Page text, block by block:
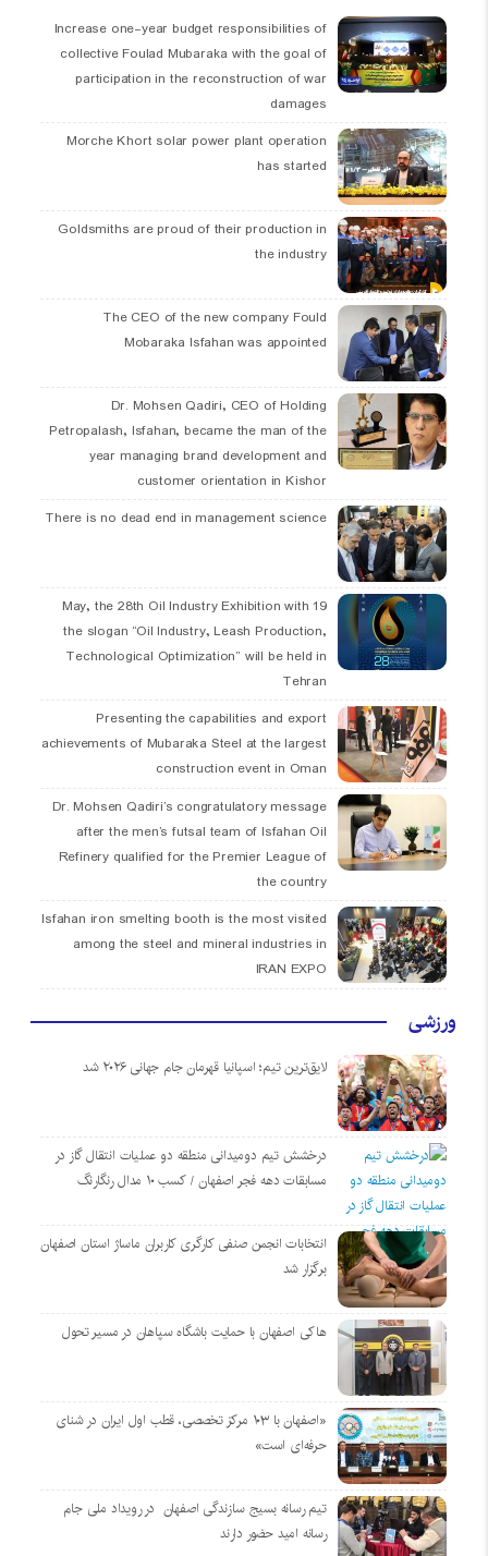
Increase one-year budget responsibilities of
collective Foulad Mubaraka with the goal of
participation in the reconstruction of war
damages
Morche Khort solar power plant operation
has started
Goldsmiths are proud of their production in
the industry
The CEO of the new company Fould
Mobaraka Isfahan was appointed
Dr. Mohsen Qadiri, CEO of Holding
Petropalash, Isfahan, became the man of the
year managing brand development and
customer orientation in Kishor
There is no dead end in management science
19 May, the 28th Oil Industry Exhibition with
the slogan “Oil Industry, Leash Production,
Technological Optimization” will be held in
Tehran
Presenting the capabilities and export
achievements of Mubaraka Steel at the largest
construction event in Oman
Dr. Mohsen Qadiri’s congratulatory message
after the men’s futsal team of Isfahan Oil
Refinery qualified for the Premier League of
the country
Isfahan iron smelting booth is the most visited
among the steel and mineral industries in
IRAN EXPO
ورزشی
لایق‌ترین تیم؛ اسپانیا قهرمان جام جهانی ۲۰۲۶ شد
درخشش تیم دومیدانی منطقه دو عملیات انتقال گاز در
مسابقات دهه فجر اصفهان / کسب ۱۰ مدال رنگارنگ
انتخابات انجمن صنفی کارگری کاربران ماساژ استان اصفهان
برگزار شد
هاکی اصفهان با حمایت باشگاه سپاهان در مسیر تحول
«اصفهان با ۱۰۳ مرکز تخصصی، قطب اول ایران در شنای
حرفه‌ای است»
تیم رسانه بسیج سازندگی اصفهان در رویداد ملی جام
رسانه امید حضور دارند